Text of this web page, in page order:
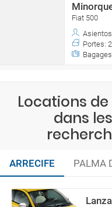
Fiat 500
Portes: 2
Locations
dans
ARRECIFE PALMA